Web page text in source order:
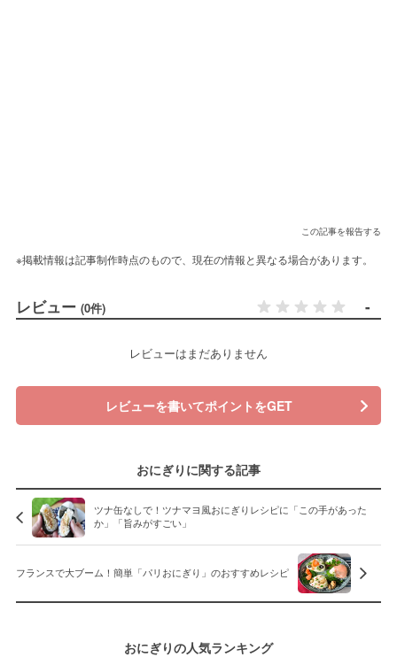
この記事を報告する
※掲載情報は記事制作時点のもので、現在の情報と異なる場合があります。
レビュー (0件) -
レビューはまだありません
レビューを書いてポイントをGET
おにぎりに関する記事
ツナ缶なしで！ツナマヨ風おにぎりレシピに「この手があった
か」「旨みがすごい」
フランスで大ブーム！簡単「パリおにぎり」のおすすめレシピ
おにぎりの人気ランキング